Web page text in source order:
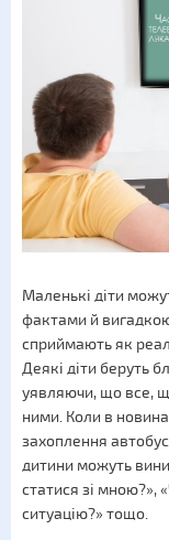
Маленькі діти
фактами й
сприймають як
Деякі діти беруть
уявляючи, що все,
ними. Коли в
захоплення
дитини можуть
статися зі мною?»,
ситуацію?» тощо.